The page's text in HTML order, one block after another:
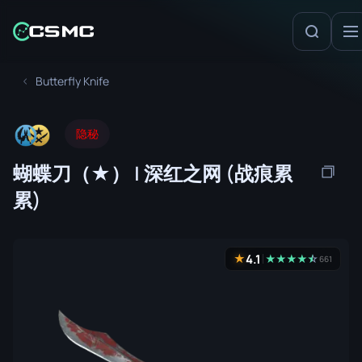
Butterfly Knife
隐秘
蝴蝶刀（★） | 深红之网 (战痕累
累)
★4.1 ★★★★★
☆661